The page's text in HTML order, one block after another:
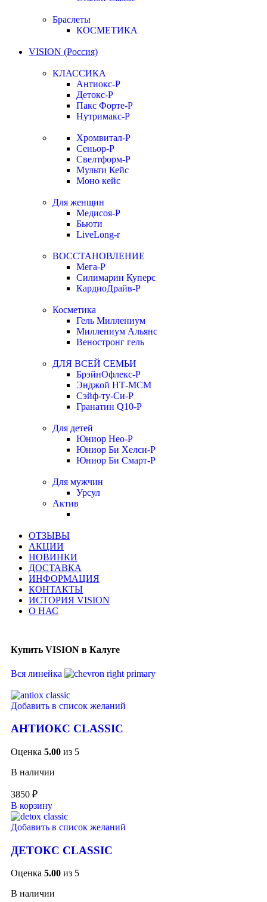
Браслеты
КОСМЕТИКА
VISION (Россия)
КЛАССИКА
Антиокс-Р
Детокс-Р
Пакс Форте-Р
Нутримакс-Р
Хромвитал-Р
Сеньор-Р
Свелтформ-Р
Мульти Кейс
Моно кейс
Для женщин
Медисоя-Р
Бьюти
LiveLong-r
ВОССТАНОВЛЕНИЕ
Мега-Р
Силимарин Куперс
КардиоДрайв-Р
Косметика
Гель Миллениум
Миллениум Альянс
Веностронг гель
ДЛЯ ВСЕЙ СЕМЬИ
БрэйнОфлекс-Р
Энджой НТ-МСМ
Сэйф-ту-Си-Р
Гранатин Q10-Р
Для детей
Юниор Нео-Р
Юниор Би Хелси-Р
Юниор Би Смарт-Р
Для мужчин
Урсул
Актив
ОТЗЫВЫ
АКЦИИ
НОВИНКИ
ДОСТАВКА
ИНФОРМАЦИЯ
КОНТАКТЫ
ИСТОРИЯ VISION
О НАС
Купить VISION в Калуге
Вся линейка
Добавить в список желаний
АНТИОКС CLASSIC
Оценка 5.00 из 5
В наличии
3850 ₽
В корзину
Добавить в список желаний
ДЕТОКС CLASSIC
Оценка 5.00 из 5
В наличии